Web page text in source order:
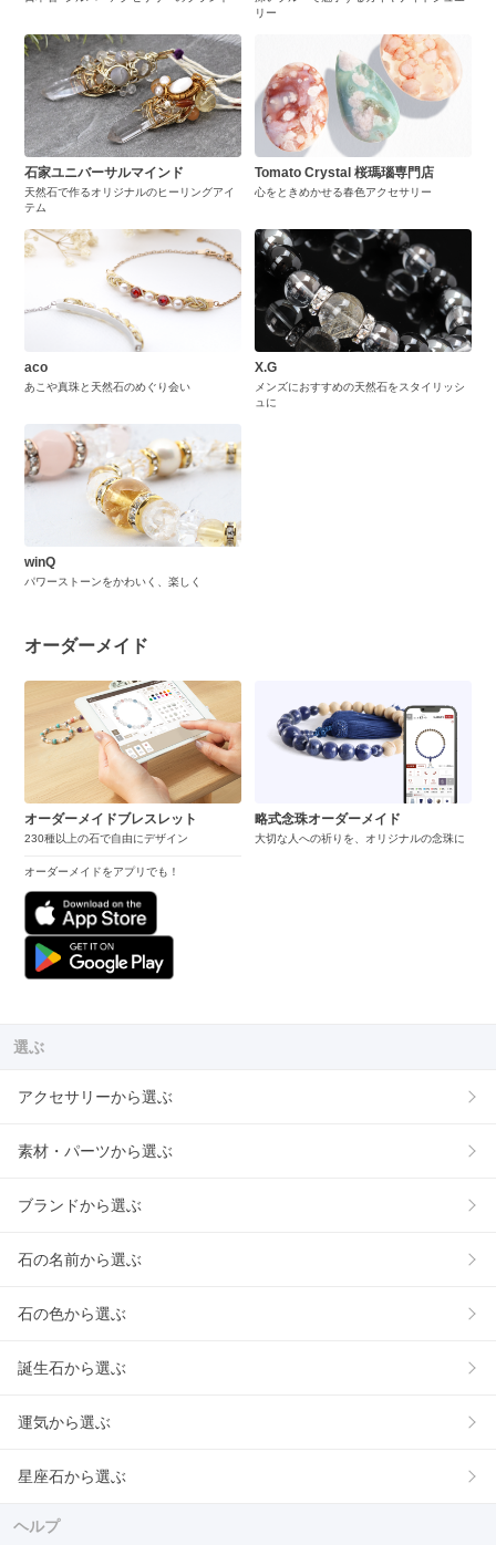
リー
石家ユニバーサルマインド
天然石で作るオリジナルのヒーリングアイ
テム
Tomato Crystal 桜瑪瑙専門店
心をときめかせる春色アクセサリー
aco
あこや真珠と天然石のめぐり会い
X.G
メンズにおすすめの天然石をスタイリッシ
ュに
winQ
パワーストーンをかわいく、楽しく
オーダーメイド
オーダーメイドブレスレット
230種以上の石で自由にデザイン
オーダーメイドをアプリでも！
略式念珠オーダーメイド
大切な人への祈りを、オリジナルの念珠に
選ぶ
アクセサリーから選ぶ
素材・パーツから選ぶ
ブランドから選ぶ
石の名前から選ぶ
石の色から選ぶ
誕生石から選ぶ
運気から選ぶ
星座石から選ぶ
ヘルプ